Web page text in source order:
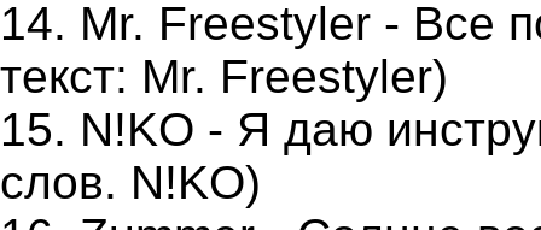
14. Mr. Freestyler - Все
текст: Mr. Freestyler)
15. N!KO - Я даю
слов. N!KO)